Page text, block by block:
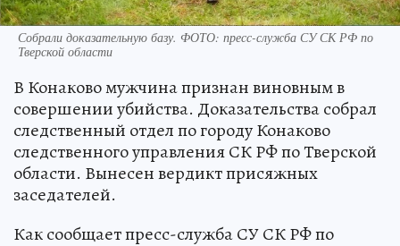
Собрали доказательную базу. ФОТО: пресс-служба СУ СК РФ по
Тверской области
В Конаково мужчина признан виновным в
совершении убийства. Доказательства собрал
следственный отдел по городу Конаково
следственного управления СК РФ по Тверской
области. Вынесен вердикт присяжных
заседателей.
Как сообщает пресс-служба СУ СК РФ по